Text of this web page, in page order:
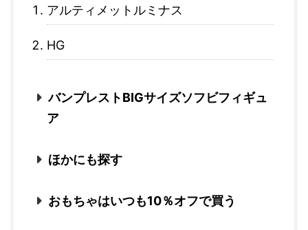
アルティメットルミナス
HG
バンプレストBIGサイズソフビフィギュ
ア
ほかにも探す
おもちゃはいつも10％オフで買う